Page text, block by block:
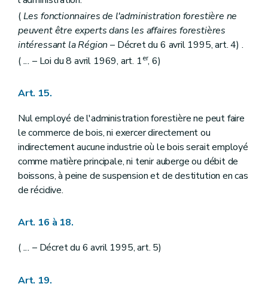
Art. 152 et 153
Titre XII Des peines et condamnations pour tous les bois et forêts en général
Art. 154
Art. 156
Art. 158
Art. 159
Art. 161
Art. 162
Art. 163
Art. 164
Art. 165 et 166
Art. 167
Art. 168
Art. 171
Art. 173
Art. 176
(Les fonctionnaires de l'administration forestière ne
peuvent être experts dans les affaires forestières
intéressant la Région – Décret du 6 avril 1995, art. 4) .
(... – Loi du 8 avril 1969, art. 1er, 6)
Art. 15.
Nul employé de l'administration forestière ne peut faire
le commerce de bois, ni exercer directement ou
indirectement aucune industrie où le bois serait employé
comme matière principale, ni tenir auberge ou débit de
boissons, à peine de suspension et de destitution en cas
de récidive.
Art. 16 à 18.
(... – Décret du 6 avril 1995, art. 5)
Art. 19.